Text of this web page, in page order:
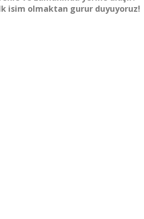
isim olmaktan gurur duyuyoruz!